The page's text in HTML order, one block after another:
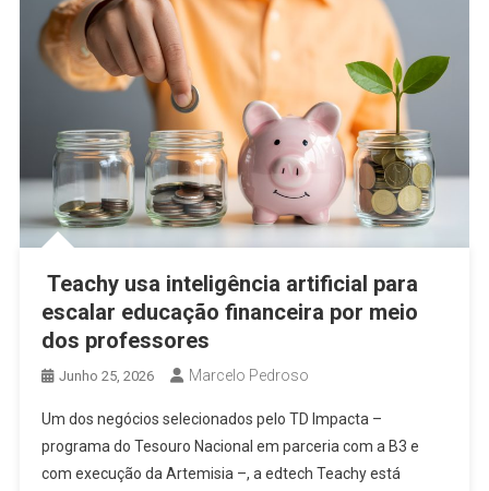
Teachy usa inteligência artificial para
escalar educação financeira por meio
dos professores
Junho 25, 2026 Marcelo Pedroso
Um dos negócios selecionados pelo TD Impacta –
programa do Tesouro Nacional em parceria com a B3 e
com execução da Artemisia –, a edtech Teachy está